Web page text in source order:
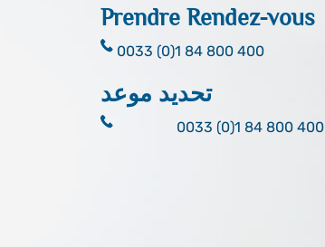
Prendre Rendez-vous
0033 (0)1 84 800 400
تحديد موعد
0033 (0)1 84 800 400